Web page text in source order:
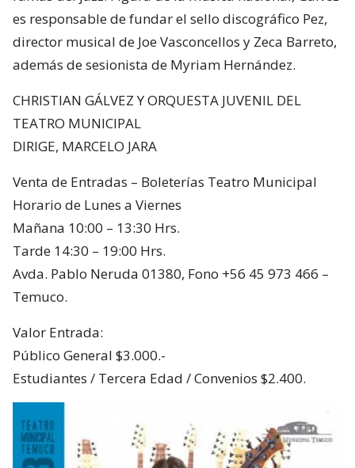
es responsable de fundar el sello discográfico Pez,
director musical de Joe Vasconcellos y Zeca Barreto,
además de sesionista de Myriam Hernández.
CHRISTIAN GÁLVEZ Y ORQUESTA JUVENIL DEL
TEATRO MUNICIPAL
DIRIGE, MARCELO JARA
Venta de Entradas – Boleterías Teatro Municipal
Horario de Lunes a Viernes
Mañana 10:00 – 13:30 Hrs.
Tarde 14:30 – 19:00 Hrs.
Avda. Pablo Neruda 01380, Fono +56 45 973 466 –
Temuco.
Valor Entrada:
Público General $3.000.-
Estudiantes / Tercera Edad / Convenios $2.400.